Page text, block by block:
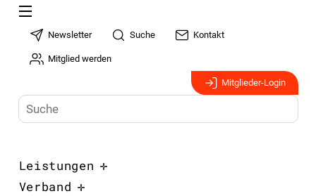
Newsletter Suche Kontakt
Mitglied werden
Mitglieder-Login
Leistungen
Verband